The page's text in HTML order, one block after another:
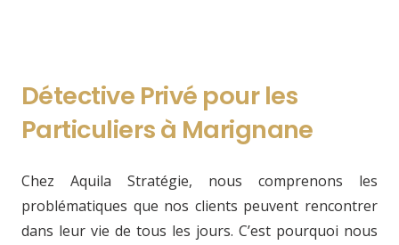
Détective Privé pour les
Particuliers à Marignane
Chez Aquila Stratégie, nous comprenons les
problématiques que nos clients peuvent rencontrer
dans leur vie de tous les jours. C’est pourquoi nous